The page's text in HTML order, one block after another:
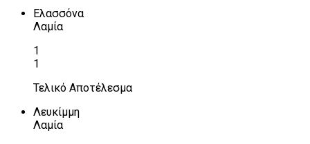
Ελασσόνα
Λαμία
1
1
Τελικό Αποτέλεσμα
Λευκίμμη
Λαμία